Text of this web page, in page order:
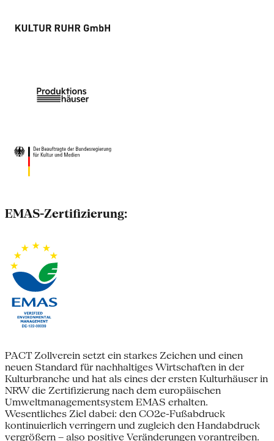
EMAS-Zertifizierung:
PACT Zollverein setzt ein starkes Zeichen und einen
neuen Standard für nachhaltiges Wirtschaften in der
Kulturbranche und hat als eines der ersten Kulturhäuser in
NRW die Zertifizierung nach dem europäischen
Umweltmanagementsystem EMAS erhalten.
Wesentliches Ziel dabei: den CO2e-Fußabdruck
kontinuierlich verringern und zugleich den Handabdruck
vergrößern – also positive Veränderungen vorantreiben.